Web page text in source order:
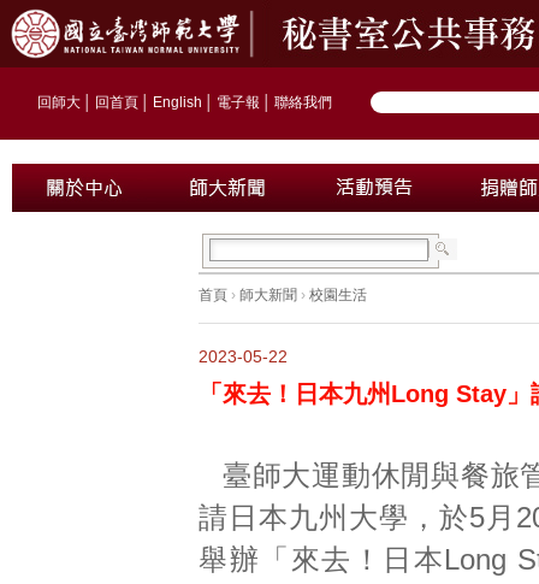
回師大 回首頁 English 電子報 聯絡我們
首頁 › 師大新聞 › 校園生活
2023-05-22
「來去！日本九州Long Stay
臺師大運動休閒與餐旅
請日本九州大學，於5月
舉辦「來去！日本Long